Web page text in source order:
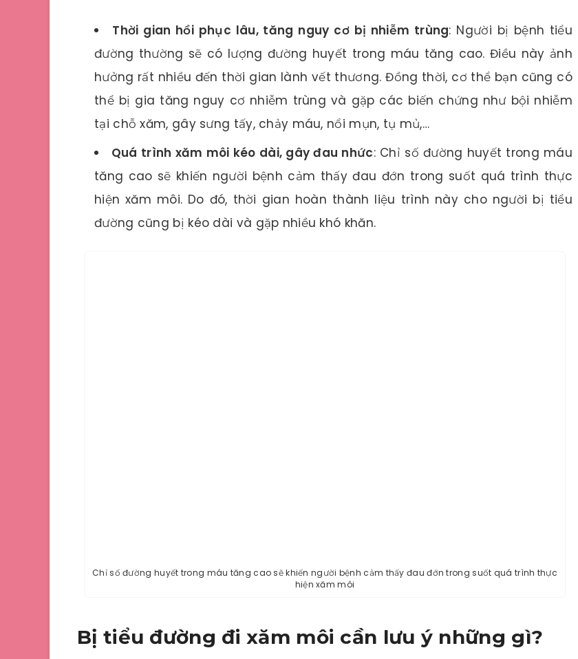
Thời gian hồi phục lâu, tăng nguy cơ bị nhiễm trùng: Người bị bệnh tiểu
đường thường sẽ có lượng đường huyết trong máu tăng cao. Điều này ảnh
hưởng rất nhiều đến thời gian lành vết thương. Đồng thời, cơ thể bạn cũng có
thể bị gia tăng nguy cơ nhiễm trùng và gặp các biến chứng như bội nhiễm
tại chỗ xăm, gây sưng tấy, chảy máu, nổi mụn, tụ mủ,…
Quá trình xăm môi kéo dài, gây đau nhức: Chỉ số đường huyết trong máu
tăng cao sẽ khiến người bệnh cảm thấy đau đớn trong suốt quá trình thực
hiện xăm môi. Do đó, thời gian hoàn thành liệu trình này cho người bị tiểu
đường cũng bị kéo dài và gặp nhiều khó khăn.
Chỉ số đường huyết trong máu tăng cao sẽ khiến người bệnh cảm thấy đau đớn trong suốt quá trình thực
hiện xăm môi
Bị tiểu đường đi xăm môi cần lưu ý những gì?